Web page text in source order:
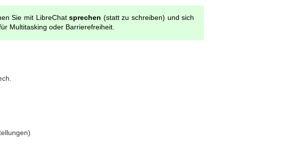
Sie mit LibreChatsprechen (statt zu schreiben) und sich
Multitasking oder Barrierefreiheit.